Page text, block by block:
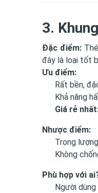
3.
Đặc điểm:
đây là loại tốt
Ưu điểm:
Rất bền,
Khả năng
Giá rẻ
Nhược điểm:
Trọng
Không
Phù hợp với
Người